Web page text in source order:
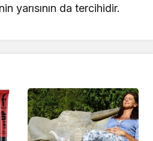
yarısının da tercihidir.